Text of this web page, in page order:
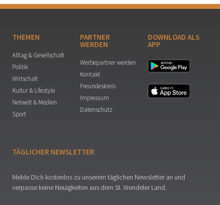
THEMEN
Alltag & Gesellschaft
Politik
Wirtschaft
Kultur & Lifestyle
Netwelt & Medien
Sport
PARTNER
WERDEN
Werbepartner werden
Kontakt
Freundeskreis
Impressum
Datenschutz
DOWNLOAD ALS
APP
TÄGLICHER NEWSLETTER
Melde Dich kostenlos zu unserem täglichen Newsletter an und
verpasse keine Neuigkeiten aus dem St. Wendeler Land.